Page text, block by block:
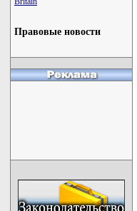
Правовые новости